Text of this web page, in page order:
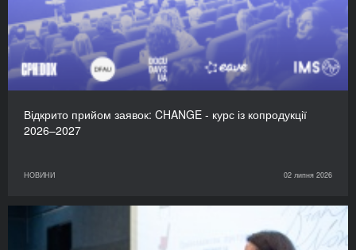
Відкрито прийом заявок: CHANGE - курс із копродукції
2026–2027
НОВИНИ 02 липня 2026